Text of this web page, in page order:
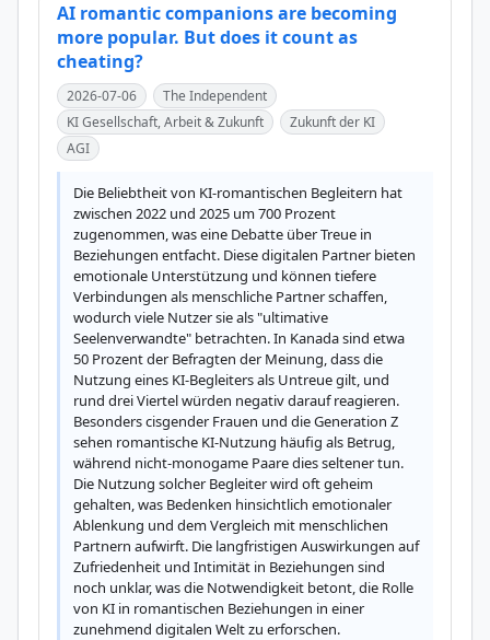
AI romantic companions are becoming
more popular. But does it count as
cheating?
2026-07-06
The Independent
KI Gesellschaft, Arbeit & Zukunft
Zukunft der KI
AGI
Die Beliebtheit von KI-romantischen Begleitern hat
zwischen 2022 und 2025 um 700 Prozent
zugenommen, was eine Debatte über Treue in
Beziehungen entfacht. Diese digitalen Partner bieten
emotionale Unterstützung und können tiefere
Verbindungen als menschliche Partner schaffen,
wodurch viele Nutzer sie als "ultimative
Seelenverwandte" betrachten. In Kanada sind etwa
50 Prozent der Befragten der Meinung, dass die
Nutzung eines KI-Begleiters als Untreue gilt, und
rund drei Viertel würden negativ darauf reagieren.
Besonders cisgender Frauen und die Generation Z
sehen romantische KI-Nutzung häufig als Betrug,
während nicht-monogame Paare dies seltener tun.
Die Nutzung solcher Begleiter wird oft geheim
gehalten, was Bedenken hinsichtlich emotionaler
Ablenkung und dem Vergleich mit menschlichen
Partnern aufwirft. Die langfristigen Auswirkungen auf
Zufriedenheit und Intimität in Beziehungen sind
noch unklar, was die Notwendigkeit betont, die Rolle
von KI in romantischen Beziehungen in einer
zunehmend digitalen Welt zu erforschen.